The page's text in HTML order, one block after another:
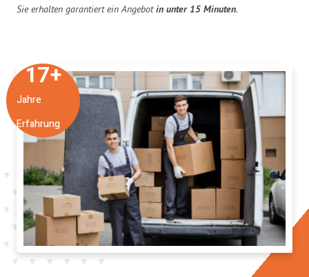
Jahre
Erfahrung
17+
Sie erhalten garantiert ein Angebotin unter 15 Minuten.